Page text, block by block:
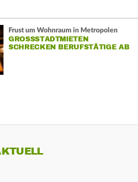
Frust um Wohnraum in Metropolen
GROSSSTADTMIETEN S
CHRECKEN BERUFSTÄTIGE AB